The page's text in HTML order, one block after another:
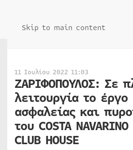
Skip to main content
11 Ιουλίου 2022 11:03
ΖΑΡΙΦΟΠΟΥΛΟΣ: Σε
λειτουργία το
ασφαλείας και
του COSTA
CLUB HOUSE